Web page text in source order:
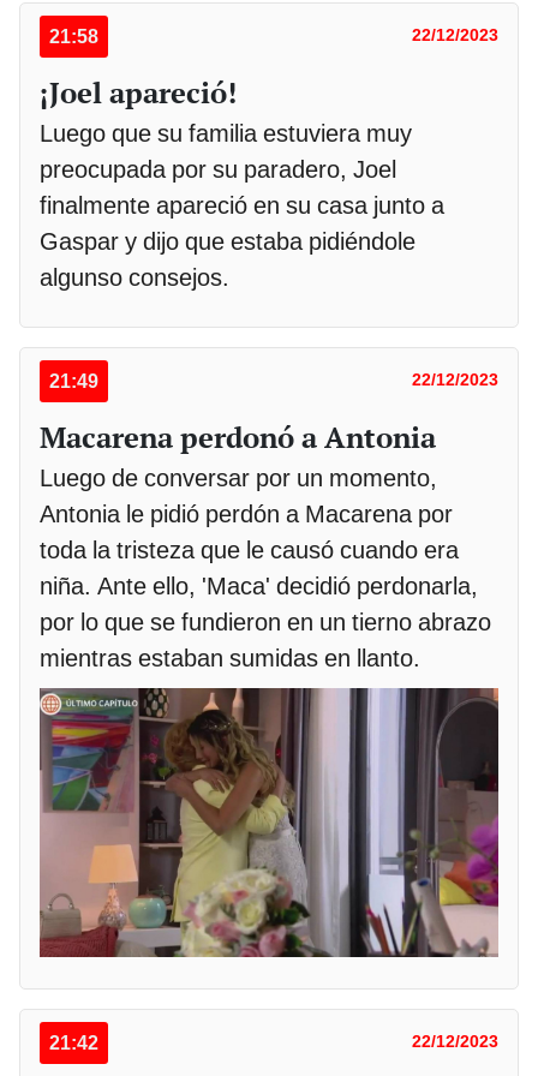
21:58 22/12/2023
¡Joel apareció!
Luego que su familia estuviera muy
preocupada por su paradero, Joel
finalmente apareció en su casa junto a
Gaspar y dijo que estaba pidiéndole
algunso consejos.
21:49 22/12/2023
Macarena perdonó a Antonia
Luego de conversar por un momento,
Antonia le pidió perdón a Macarena por
toda la tristeza que le causó cuando era
niña. Ante ello, 'Maca' decidió perdonarla,
por lo que se fundieron en un tierno abrazo
mientras estaban sumidas en llanto.
21:42 22/12/2023